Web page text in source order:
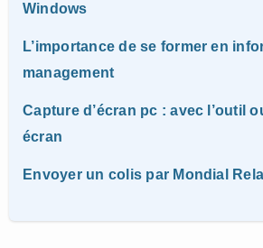
Windows
L’importance de se former en
management
Capture d’écran pc : avec l’outil
écran
Envoyer un colis par Mondial